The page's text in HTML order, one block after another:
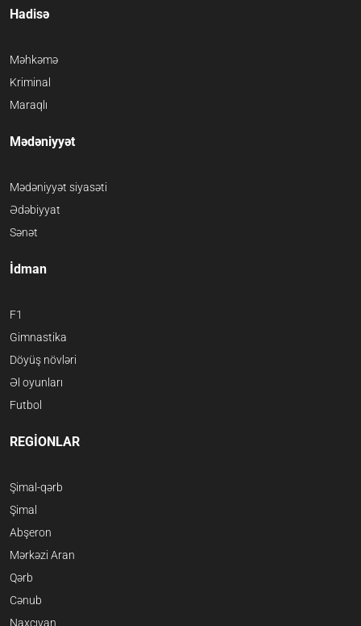
Hadisə
Məhkəmə
Kriminal
Maraqlı
Mədəniyyət
Mədəniyyət siyasəti
Ədəbiyyat
Sənət
İdman
F1
Gimnastika
Döyüş növləri
Əl oyunları
Futbol
REGİONLAR
Şimal-qərb
Şimal
Abşeron
Mərkəzi Aran
Qərb
Cənub
Naxçıvan